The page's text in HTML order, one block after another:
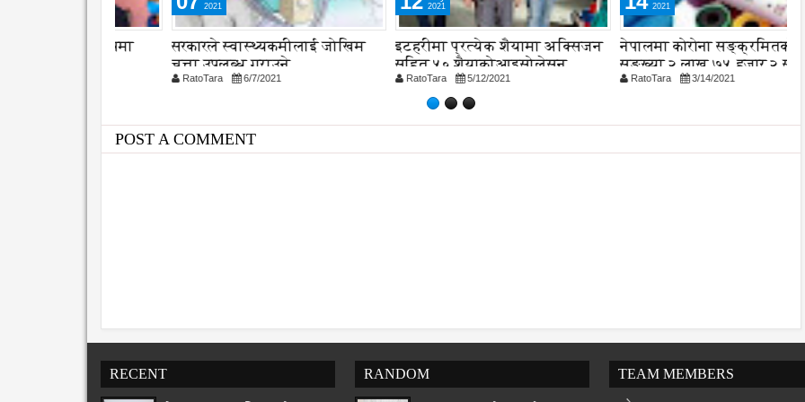
2021
सरकारले स्वास्थ्यकमीलाई जोखिम
चत्ता उपलब्ध गराउने
6/7/2021
2021
इटहरीमा प्रत्येक शैयामा अक्सिजन
सहित ५० शैयाकोआइसोलेसन
सन्चालनमा आयो
5/12/2021
2021
नेपालमा कोरोना सङ्क्रमितको कुल
सङ्ख्या २ लाख ७५ हजार २ सय ३१
3/14/2021
POST A COMMENT
RECENT RANDOM TEAM MEMBERS